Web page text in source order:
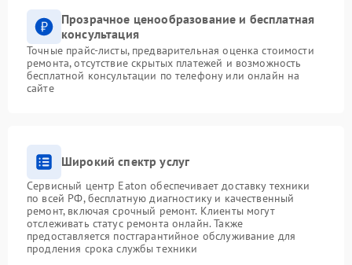
Прозрачное ценообразование и бесплатная
консультация
Точные прайс-листы, предварительная оценка стоимости
ремонта, отсутствие скрытых платежей и возможность
бесплатной консультации по телефону или онлайн на
сайте
Широкий спектр услуг
Сервисный центр Eaton обеспечивает доставку техники
по всей РФ, бесплатную диагностику и качественный
ремонт, включая срочный ремонт. Клиенты могут
отслеживать статус ремонта онлайн. Также
предоставляется постгарантийное обслуживание для
продления срока службы техники